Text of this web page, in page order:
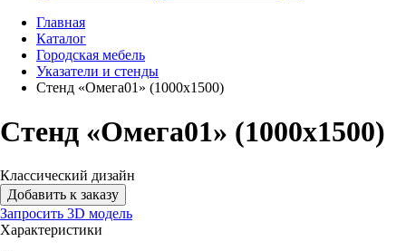
Главная
Каталог
Городская мебель
Указатели и стенды
Стенд «Омега01» (1000x1500)
Стенд «Омега01» (1000x1500)
Классический дизайн
Добавить к заказу
Запросить 3D модель
Характеристики